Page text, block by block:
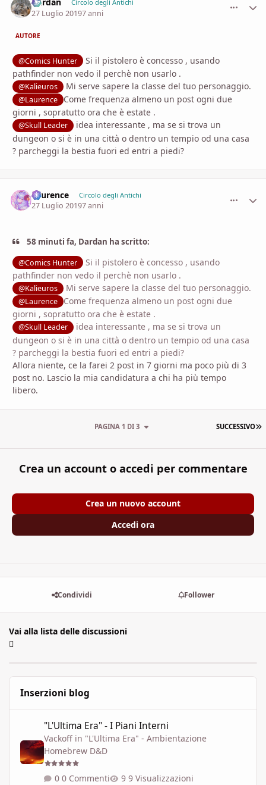
Dardan Circolo degli Antichi
27 Luglio 20197 anni
AUTORE
@Comics Hunter
Si il pistolero è concesso , usando
pathfinder non vedo il perchè non usarlo .
@Kalieuros Mi serve sapere la classe del tuo personaggio.
@Laurence
Come frequenza almeno un post ogni due
giorni , sopratutto ora che è estate .
@Skull Leader
idea interessante , ma se si trova un
dungeon o si è in una città o dentro un tempio od una casa
? parcheggi la bestia fuori ed entri a piedi?
Laurence Circolo degli Antichi
27 Luglio 20197 anni
58 minuti fa, Dardan ha scritto:
@Comics Hunter
Si il pistolero è concesso , usando
pathfinder non vedo il perchè non usarlo .
@Kalieuros Mi serve sapere la classe del tuo personaggio.
@Laurence
Come frequenza almeno un post ogni due
giorni , sopratutto ora che è estate .
@Skull Leader
idea interessante , ma se si trova un
dungeon o si è in una città o dentro un tempio od una casa
? parcheggi la bestia fuori ed entri a piedi?
Allora niente, ce la farei 2 post in 7 giorni ma poco più di 3
post no. Lascio la mia candidatura a chi ha più tempo
libero.
SUCCESSIVO
PAGINA 1 DI 3
Crea un account o accedi per commentare
Crea un nuovo account
Accedi ora
Condividi Follower
Vai alla lista delle discussioni
Inserzioni blog
"L'Ultima Era" - I Piani Interni
Vackoff in "L'Ultima Era" - Ambientazione
Homebrew D&D
0 Commenti 9 Visualizzazioni